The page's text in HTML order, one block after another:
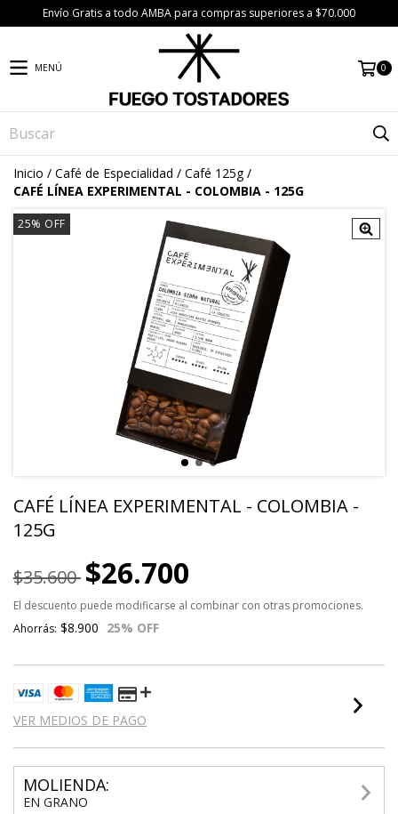
Envío Gratis a todo AMBA para compras superiores a $70.000
MENÚ 0
Inicio / Café de Especialidad / Café 125g /
CAFÉ LÍNEA EXPERIMENTAL - COLOMBIA - 125G
25% OFF
CAFÉ LÍNEA EXPERIMENTAL - COLOMBIA -
125G
$35.600 $26.700
El descuento puede modificarse al combinar con otras promociones.
Ahorrás: $8.900 25% OFF
VER MEDIOS DE PAGO
MOLIENDA:
EN GRANO